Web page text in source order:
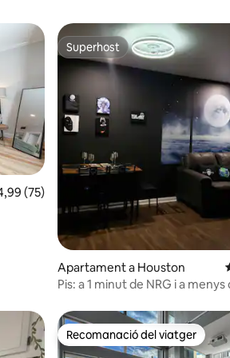
de puntuació mitjana d'un total de 5; 75
(75)
Superhost
Superhost
Apartament a Houston
Pis: a 1 minut de NRG i a menys
Recomanació del viatger
Recomanació del viatger